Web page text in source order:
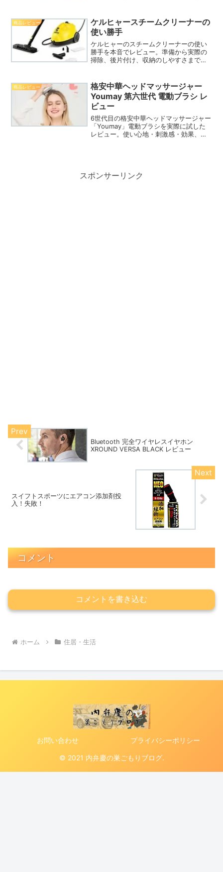
む習慣にも最適！一度使ったら手放せな
いコスパ最強の魅力を伝えます。
商品レビュー
ケルヒャースチームクリーナーの
使い勝手
ケルヒャーのスチームクリーナーの使い
勝手を本音でレビュー。準備から実際の
掃除、後片付け、収納のしやすさまで詳
づいたメリット・デメリットをまとめ
た、購入前に必見のガイドです。
商品レビュー
格安中華ヘッドマッサージャー
Youmay 第六世代 電動ブラシ レ
ビュー
6世代目の格安中華ヘッドマッサージャー
「Youmay」電動ブラシを実際に試した
レビュー。使い心地・刺激感・効果、長
スポンサーリンク
Bluetooth 完全ワイヤレスイヤホン
XROUND VERSA BLACK レビュー
スイフトスポーツにエアコン添加剤投
入！失敗！
コメント
コメントを書き込む
ホーム 住居・生活
お問い合わせ プライバシーポリシー
© 2021 内弁慶の巣ごもりブログ.